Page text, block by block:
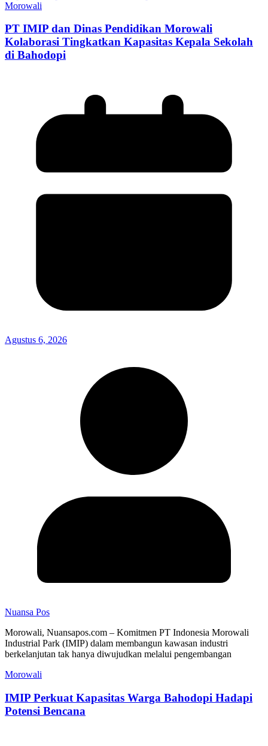
Morowali
PT IMIP dan Dinas Pendidikan Morowali
Kolaborasi Tingkatkan Kapasitas Kepala Sekolah
di Bahodopi
Agustus 6, 2026
Nuansa Pos
Morowali, Nuansapos.com – Komitmen PT Indonesia Morowali
Industrial Park (IMIP) dalam membangun kawasan industri
berkelanjutan tak hanya diwujudkan melalui pengembangan
Morowali
IMIP Perkuat Kapasitas Warga Bahodopi Hadapi
Potensi Bencana